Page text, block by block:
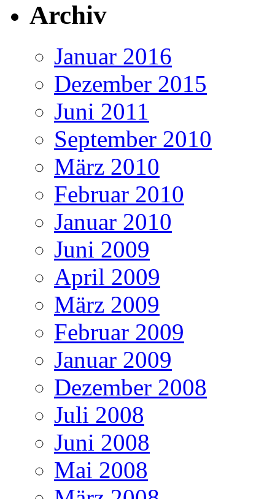
Archiv
Januar 2016
Dezember 2015
Juni 2011
September 2010
März 2010
Februar 2010
Januar 2010
Juni 2009
April 2009
März 2009
Februar 2009
Januar 2009
Dezember 2008
Juli 2008
Juni 2008
Mai 2008